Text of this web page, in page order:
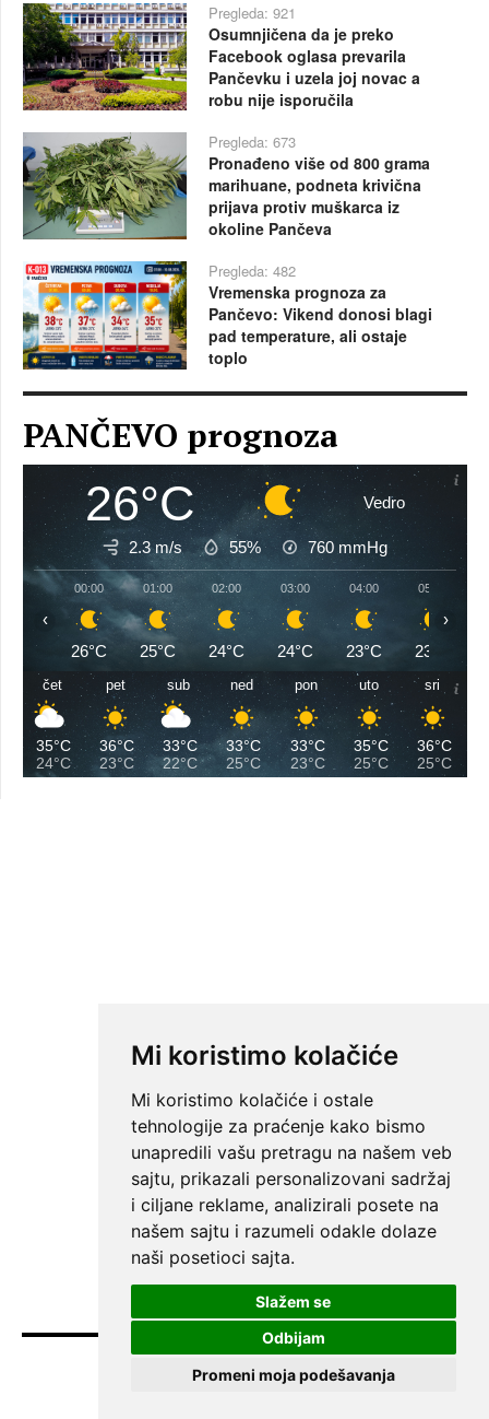
Mi koristimo kolačiće
Mi koristimo kolačiće i ostale
tehnologije za praćenje kako bismo
unapredili vašu pretragu na našem veb
sajtu, prikazali personalizovani sadržaj
i ciljane reklame, analizirali posete na
našem sajtu i razumeli odakle dolaze
naši posetioci sajta.
Slažem se
Odbijam
Promeni moja podešavanja
Pregleda: 921
Osumnjičena da je preko
Facebook oglasa prevarila
Pančevku i uzela joj novac a
robu nije isporučila
Pregleda: 673
Pronađeno više od 800 grama
marihuane, podneta krivična
prijava protiv muškarca iz
okoline Pančeva
Pregleda: 482
Vremenska prognoza za
Pančevo: Vikend donosi blagi
pad temperature, ali ostaje
toplo
PANČEVO prognoza
26°C Vedro
2.3 m/s 55% 760 mmHg
00:00
26°C
01:00
25°C
02:00
24°C
03:00
24°C
04:00
23°C
05:00
23°C
‹ ›
čet
35°C
24°C
pet
36°C
23°C
sub
33°C
22°C
ned
33°C
25°C
pon
33°C
23°C
uto
35°C
25°C
sri
36°C
25°C